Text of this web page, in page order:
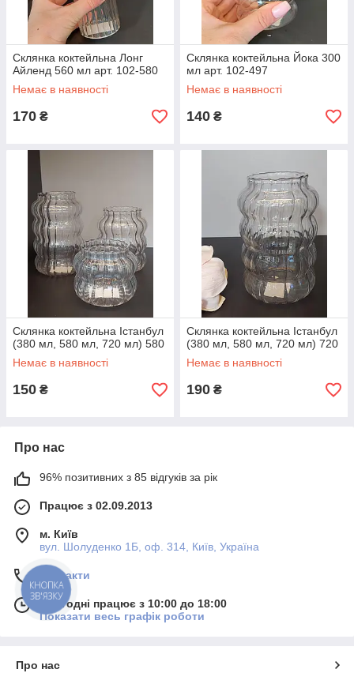
Склянка коктейльна Лонг
Айленд 560 мл арт. 102-580
Немає в наявності
170 ₴
Склянка коктейльна Йока 300
мл арт. 102-497
Немає в наявності
140 ₴
Склянка коктейльна Істанбул
(380 мл, 580 мл, 720 мл) 580
Немає в наявності
150 ₴
Склянка коктейльна Істанбул
(380 мл, 580 мл, 720 мл) 720
Немає в наявності
190 ₴
Про нас
96% позитивних з 85 відгуків за рік
Працює з 02.09.2013
м. Київ
вул. Шолуденко 1Б, оф. 314, Київ, Україна
Контакти
Сьогодні працює з 10:00 до 18:00
Показати весь графік роботи
Про нас
КНОПКА
ЗВ'ЯЗКУ